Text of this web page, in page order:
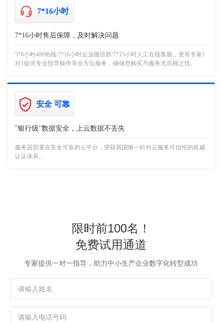
7*16小时
7*16小时售后保障，及时解决问题
5*8小时400热线/7*16小时企业微信群/7*15小时人工在线客服，更有专家1
对1提供专业指导操作等全方位服务，确保您购买与服务无后顾之忧。
安全 可靠
"银行级"数据安全，上云数据不丢失
服务器部署在安全可靠的云平台，荣获我国唯一针对云服务可信性的权威
认证体系。
限时前100名！
免费试用通道
专家提供一对一指导，助力中小生产企业数字化转型成功